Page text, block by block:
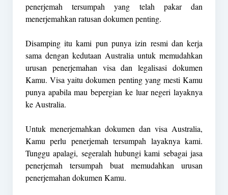
penerjemah tersumpah yang telah pakar dan
menerjemahkan ratusan dokumen penting.
Disamping itu kami pun punya izin resmi dan kerja
sama dengan kedutaan Australia untuk memudahkan
urusan penerjemahan visa dan legalisasi dokumen
Kamu. Visa yaitu dokumen penting yang mesti Kamu
punya apabila mau bepergian ke luar negeri layaknya
ke Australia.
Untuk menerjemahkan dokumen dan visa Australia,
Kamu perlu penerjemah tersumpah layaknya kami.
Tunggu apalagi, segeralah hubungi kami sebagai jasa
penerjemah tersumpah buat memudahkan urusan
penerjemahan dokumen Kamu.